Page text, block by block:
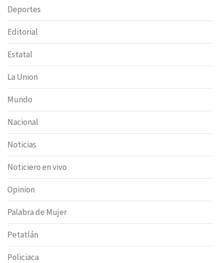
Deportes
Editorial
Estatal
La Union
Mundo
Nacional
Noticias
Noticiero en vivo
Opinion
Palabra de Mujer
Petatlán
Policiaca